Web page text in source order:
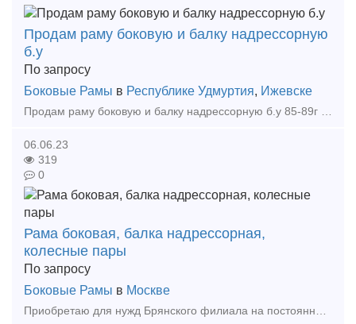
Продам раму боковую и балку надрессорную
б.у
По запросу
Боковые Рамы в Республике Удмуртия, Ижевске
Продам раму боковую и балку надрессорную б.у 85-89г 62 тысячи рублей 90-99г 70 тысяч рублей 00-07г 84 тысячи
06.06.23
319
0
Рама боковая, балка надрессорная,
колесные пары
По запросу
Боковые Рамы в Москве
Приобретаю для нужд Брянского филиала на постоянной основе раму/балку от 90гг неосвидетельствованные. Колесные пары под грузовые вагоны так же неосвидетельствованные. На постоянной основе. Пре